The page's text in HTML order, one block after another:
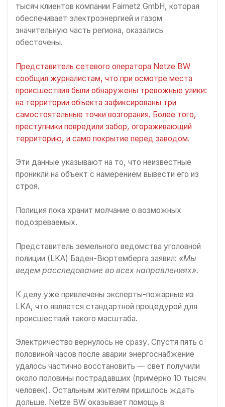
тысяч клиентов компании Fairnetz GmbH, которая
обеспечивает электроэнергией и газом
значительную часть региона, оказались
обесточены.
Представитель сетевого оператора Netze BW
сообщил журналистам, что при осмотре места
происшествия были обнаружены тревожные улики:
на территории объекта зафиксированы три
самостоятельные точки возгорания. Более того,
преступники повредили забор, огораживающий
территорию, и само покрытие перед заводом.
Эти данные указывают на то, что неизвестные
проникли на объект с намерением вывести его из
строя.
Полиция пока хранит молчание о возможных
подозреваемых.
Представитель земельного ведомства уголовной
полиции (LKA) Баден-Вюртемберга заявил: «Мы
ведем расследование во всех направлениях».
К делу уже привлечены эксперты-пожарные из
LKA, что является стандартной процедурой для
происшествий такого масштаба.
Электричество вернулось не сразу. Спустя пять с
половиной часов после аварии энергоснабжение
удалось частично восстановить — свет получили
около половины пострадавших (примерно 10 тысяч
человек). Остальным жителям пришлось ждать
дольше. Netze BW оказывает помощь в